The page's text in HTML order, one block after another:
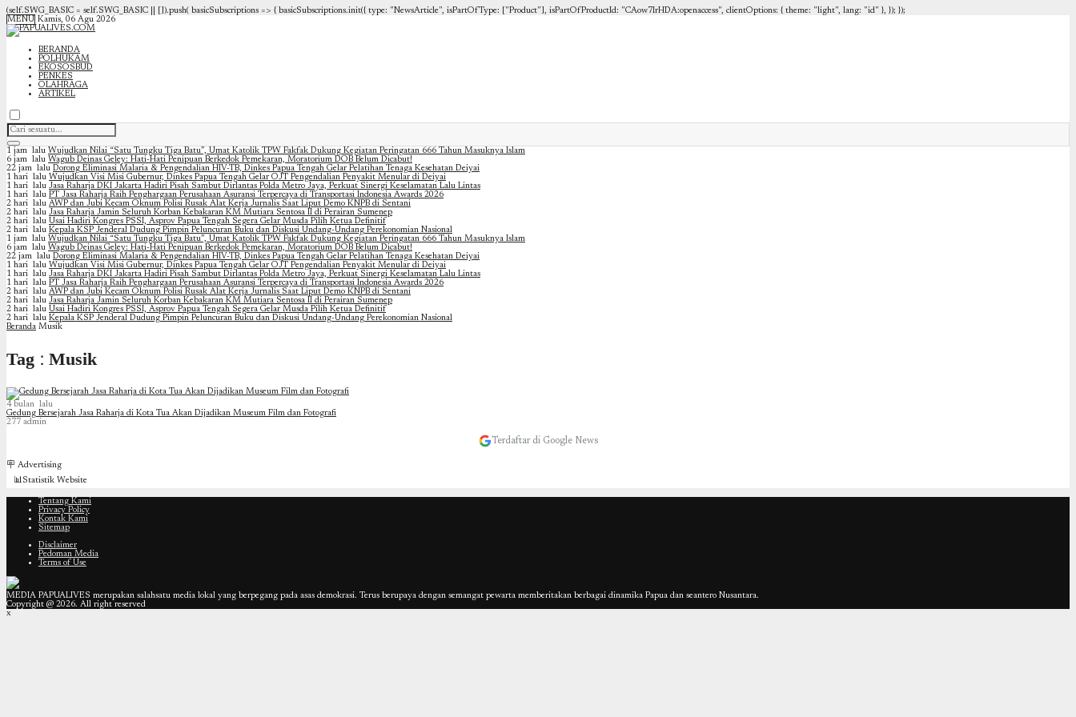
(self.SWG_BASIC = self.SWG_BASIC || []).push( basicSubscriptions => { basicSubscriptions.init({ type: "NewsArticle", isPartOfType: ["Product"], isPartOfProductId: "CAow7IrHDA:openaccess", clientOptions: { theme: "light", lang: "id" }, }); });
MENU Kamis, 06 Agu 2026
BERANDA
POLHUKAM
EKOSOSBUD
PENKES
OLAHRAGA
ARTIKEL
1 jam lalu Wujudkan Nilai “Satu Tungku Tiga Batu”, Umat Katolik TPW Fakfak Dukung Kegiatan Peringatan 666 Tahun Masuknya Islam
6 jam lalu Wagub Deinas Geley: Hati-Hati Penipuan Berkedok Pemekaran, Moratorium DOB Belum Dicabut!
22 jam lalu Dorong Eliminasi Malaria & Pengendalian HIV-TB, Dinkes Papua Tengah Gelar Pelatihan Tenaga Kesehatan Deiyai
1 hari lalu Wujudkan Visi Misi Gubernur, Dinkes Papua Tengah Gelar OJT Pengendalian Penyakit Menular di Deiyai
1 hari lalu Jasa Raharja DKI Jakarta Hadiri Pisah Sambut Dirlantas Polda Metro Jaya, Perkuat Sinergi Keselamatan Lalu Lintas
1 hari lalu PT Jasa Raharja Raih Penghargaan Perusahaan Asuransi Terpercaya di Transportasi Indonesia Awards 2026
2 hari lalu AWP dan Jubi Kecam Oknum Polisi Rusak Alat Kerja Jurnalis Saat Liput Demo KNPB di Sentani
2 hari lalu Jasa Raharja Jamin Seluruh Korban Kebakaran KM Mutiara Sentosa II di Perairan Sumenep
2 hari lalu Usai Hadiri Kongres PSSI, Asprov Papua Tengah Segera Gelar Musda Pilih Ketua Definitif
2 hari lalu Kepala KSP Jenderal Dudung Pimpin Peluncuran Buku dan Diskusi Undang-Undang Perekonomian Nasional
1 jam lalu Wujudkan Nilai “Satu Tungku Tiga Batu”, Umat Katolik TPW Fakfak Dukung Kegiatan Peringatan 666 Tahun Masuknya Islam
6 jam lalu Wagub Deinas Geley: Hati-Hati Penipuan Berkedok Pemekaran, Moratorium DOB Belum Dicabut!
22 jam lalu Dorong Eliminasi Malaria & Pengendalian HIV-TB, Dinkes Papua Tengah Gelar Pelatihan Tenaga Kesehatan Deiyai
1 hari lalu Wujudkan Visi Misi Gubernur, Dinkes Papua Tengah Gelar OJT Pengendalian Penyakit Menular di Deiyai
1 hari lalu Jasa Raharja DKI Jakarta Hadiri Pisah Sambut Dirlantas Polda Metro Jaya, Perkuat Sinergi Keselamatan Lalu Lintas
1 hari lalu PT Jasa Raharja Raih Penghargaan Perusahaan Asuransi Terpercaya di Transportasi Indonesia Awards 2026
2 hari lalu AWP dan Jubi Kecam Oknum Polisi Rusak Alat Kerja Jurnalis Saat Liput Demo KNPB di Sentani
2 hari lalu Jasa Raharja Jamin Seluruh Korban Kebakaran KM Mutiara Sentosa II di Perairan Sumenep
2 hari lalu Usai Hadiri Kongres PSSI, Asprov Papua Tengah Segera Gelar Musda Pilih Ketua Definitif
2 hari lalu Kepala KSP Jenderal Dudung Pimpin Peluncuran Buku dan Diskusi Undang-Undang Perekonomian Nasional
Beranda Musik
Tag : Musik
4 bulan lalu
Gedung Bersejarah Jasa Raharja di Kota Tua Akan Dijadikan Museum Film dan Fotografi
277 admin
Terdaftar di Google News
🪧 Advertising
📊Statistik Website
Tentang Kami
Privacy Policy
Kontak Kami
Sitemap
Disclaimer
Pedoman Media
Terms of Use
MEDIA PAPUALIVES merupakan salahsatu media lokal yang berpegang pada asas demokrasi. Terus berupaya dengan semangat pewarta memberitakan berbagai dinamika Papua dan seantero Nusantara.
Copyright @ 2026. All right reserved
x